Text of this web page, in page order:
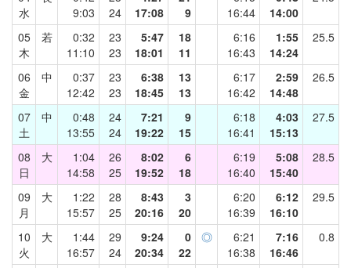
水
9:03
24
17:08
9
16:44
14:00
05
木
若
0:32
11:10
23
23
5:47
18:01
18
11
6:16
16:43
1:55
14:24
25.5
06
金
中
0:37
12:42
23
23
6:38
18:45
13
13
6:17
16:42
2:59
14:48
26.5
07
土
中
0:48
13:55
24
24
7:21
19:22
9
15
6:18
16:41
4:03
15:13
27.5
08
日
大
1:04
14:58
26
25
8:02
19:52
6
18
6:19
16:40
5:08
15:40
28.5
09
月
大
1:22
15:57
28
25
8:43
20:16
3
20
6:20
16:39
6:12
16:10
29.5
10
火
大
1:44
16:57
29
24
9:24
20:34
0
22
◎
6:21
16:38
7:16
16:46
0.8